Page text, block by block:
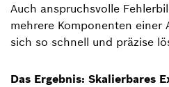
Auch anspruchsvolle
mehrere Komponenten einer
sich so schnell und präzise
Das Ergebnis: Skalierbares